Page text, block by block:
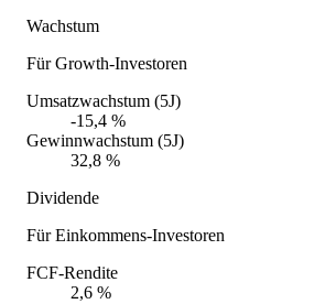
Wachstum
Für Growth-Investoren
Umsatzwachstum (5J)
-15,4 %
Gewinnwachstum (5J)
32,8 %
Dividende
Für Einkommens-Investoren
FCF-Rendite
2,6 %